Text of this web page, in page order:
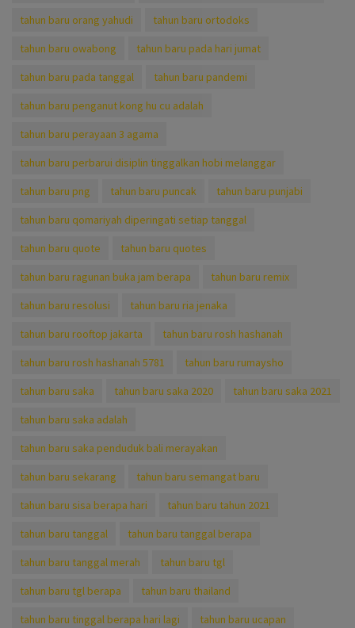
tahun baru orang yahudi
tahun baru ortodoks
tahun baru owabong
tahun baru pada hari jumat
tahun baru pada tanggal
tahun baru pandemi
tahun baru penganut kong hu cu adalah
tahun baru perayaan 3 agama
tahun baru perbarui disiplin tinggalkan hobi melanggar
tahun baru png
tahun baru puncak
tahun baru punjabi
tahun baru qomariyah diperingati setiap tanggal
tahun baru quote
tahun baru quotes
tahun baru ragunan buka jam berapa
tahun baru remix
tahun baru resolusi
tahun baru ria jenaka
tahun baru rooftop jakarta
tahun baru rosh hashanah
tahun baru rosh hashanah 5781
tahun baru rumaysho
tahun baru saka
tahun baru saka 2020
tahun baru saka 2021
tahun baru saka adalah
tahun baru saka penduduk bali merayakan
tahun baru sekarang
tahun baru semangat baru
tahun baru sisa berapa hari
tahun baru tahun 2021
tahun baru tanggal
tahun baru tanggal berapa
tahun baru tanggal merah
tahun baru tgl
tahun baru tgl berapa
tahun baru thailand
tahun baru tinggal berapa hari lagi
tahun baru ucapan